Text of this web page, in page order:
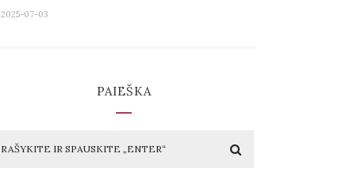
2025-07-03
PAIEŠKA